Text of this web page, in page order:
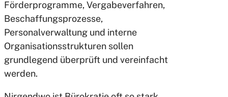
Förderprogramme, Vergabeverfahren,
Beschaffungsprozesse,
Personalverwaltung und interne
Organisationsstrukturen sollen
grundlegend überprüft und vereinfacht
werden.